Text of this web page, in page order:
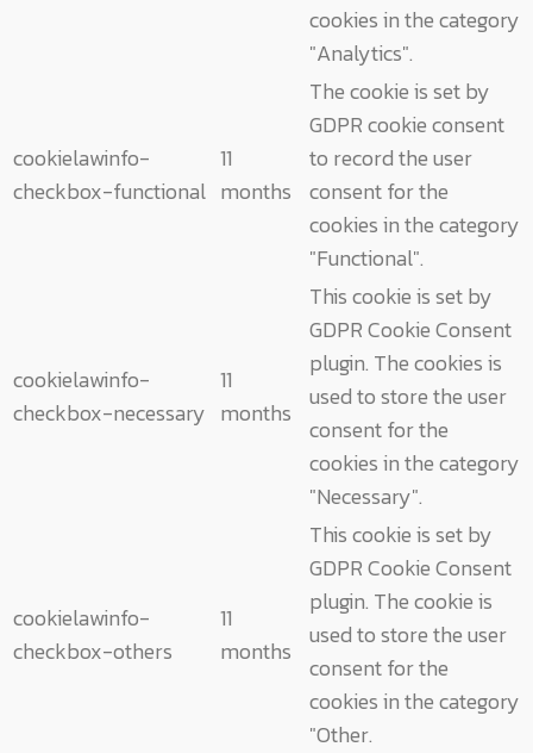
cookies in the category
"Analytics".
cookielawinfo-
checkbox-functional
11
months
The cookie is set by
GDPR cookie consent
to record the user
consent for the
cookies in the category
"Functional".
cookielawinfo-
checkbox-necessary
11
months
This cookie is set by
GDPR Cookie Consent
plugin. The cookies is
used to store the user
consent for the
cookies in the category
"Necessary".
cookielawinfo-
checkbox-others
11
months
This cookie is set by
GDPR Cookie Consent
plugin. The cookie is
used to store the user
consent for the
cookies in the category
"Other.